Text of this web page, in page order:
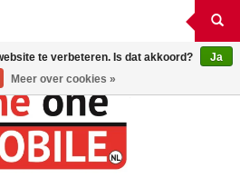
te verbeteren. Is dat akkoord?
Ja
Meer over cookies »